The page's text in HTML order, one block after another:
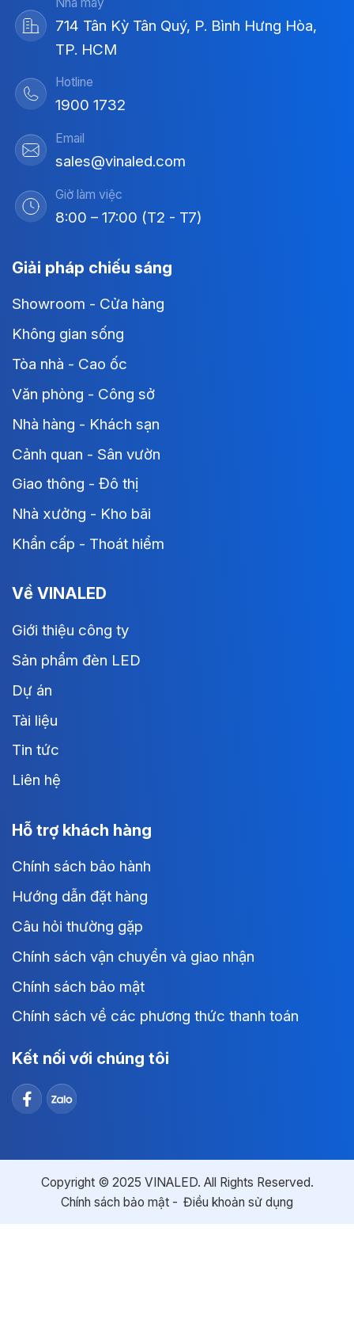
714 Tân Kỳ Tân Quý, P. Bình Hưng Hòa,
TP. HCM
Hotline
1900 1732
Email
sales@vinaled.com
Giờ làm việc
8:00 – 17:00 (T2 - T7)
Giải pháp chiếu sáng
Showroom - Cửa hàng
Không gian sống
Tòa nhà - Cao ốc
Văn phòng - Công sở
Nhà hàng - Khách sạn
Cảnh quan - Sân vườn
Giao thông - Đô thị
Nhà xưởng - Kho bãi
Khẩn cấp - Thoát hiểm
Về VINALED
Giới thiệu công ty
Sản phẩm đèn LED
Dự án
Tài liệu
Tin tức
Liên hệ
Hỗ trợ khách hàng
Chính sách bảo hành
Hướng dẫn đặt hàng
Câu hỏi thường gặp
Chính sách vận chuyển và giao nhận
Chính sách bảo mật
Chính sách về các phương thức thanh toán
Kết nối với chúng tôi
Copyright © 2025 VINALED. All Rights Reserved.
Chính sách bảo mật
Điều khoản sử dụng